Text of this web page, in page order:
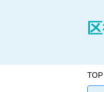
TOP